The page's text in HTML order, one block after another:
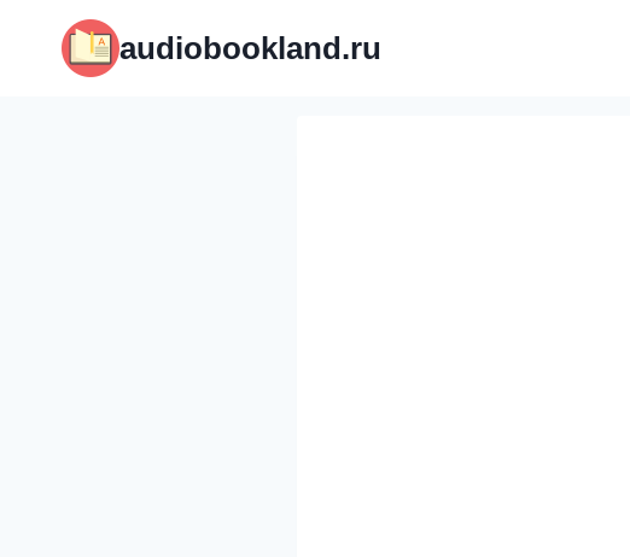
содержимому
audiobookland.ru